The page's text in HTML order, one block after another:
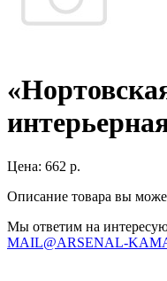
Цена: 662 р.
Описание товара вы
Мы ответим на
MAIL@ARSENAL-